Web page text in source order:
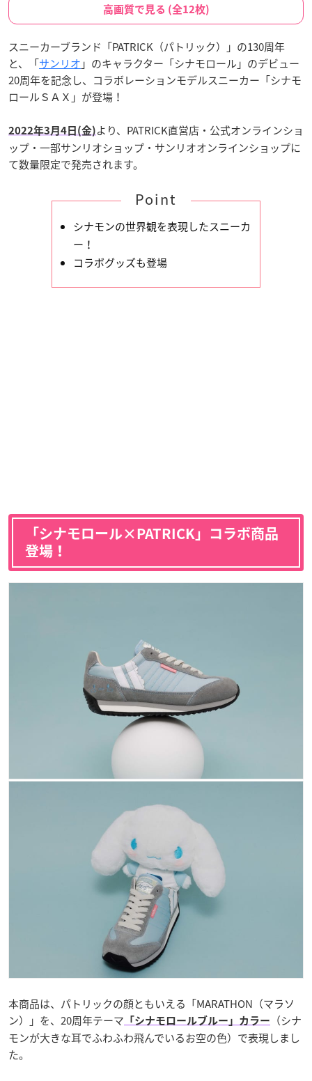
高画質で見る (全12枚)
スニーカーブランド「PATRICK（パトリック）」の130周年
と、「サンリオ 」のキャラクター「シナモロール」のデビュー
20周年を記念し、コラボレーションモデルスニーカー「シナモ
ロールＳＡＸ」が登場！
2022年3月4日(金) より、PATRICK直営店・公式オンラインショ
ップ・一部サンリオショップ・サンリオオンラインショップに
て数量限定で発売されます。
Point
シナモンの世界観を表現したスニーカ
ー！
コラボグッズも登場
「シナモロール×PATRICK」コラボ商品
登場！
本商品は、パトリックの顔ともいえる「MARATHON（マラソ
ン）」を、20周年テーマ 「シナモロールブルー」カラー
（シナ
モンが大きな耳でふわふわ飛んでいるお空の色）で表現しまし
た。